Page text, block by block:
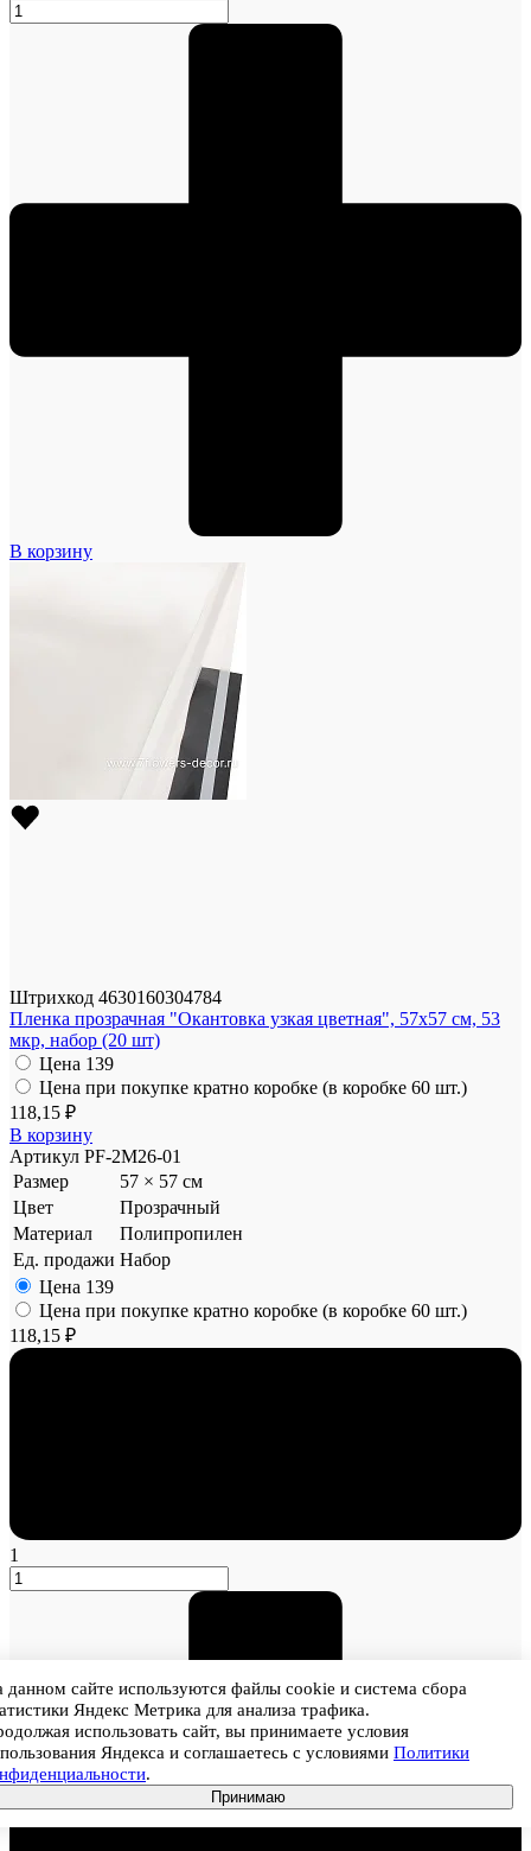
В корзину
Штрихкод 4630160304784
Пленка прозрачная "Окантовка узкая цветная", 57x57 см, 53
мкр, набор (20 шт)
Цена 139
Цена при покупке кратно коробке (в коробке 60 шт.)
118,15 ₽
В корзину
Артикул PF-2M26-01
Размер
57 × 57 см
Цвет
Прозрачный
Материал
Полипропилен
Ед. продажи Набор
Цена 139
Цена при покупке кратно коробке (в коробке 60 шт.)
118,15 ₽
1
данном сайте используются файлы cookie и система сбора
Яндекс Метрика для анализа трафика.
использовать сайт, вы принимаете условия
Яндекса и соглашаетесь с условиями Политики
.
Принимаю